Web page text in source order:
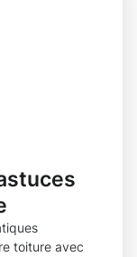
toiture avec